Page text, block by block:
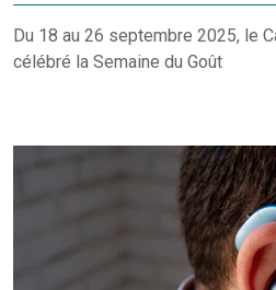
Du 18 au 26 septembre 2025, le
célébré la Semaine du Goût